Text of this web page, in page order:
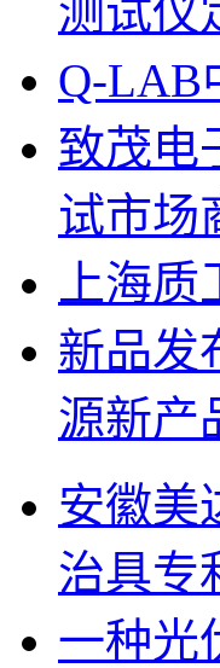
测试仪
Q-LAB
致茂电
试市场
上海
新品发
源新产
安徽美
治具专
一种光